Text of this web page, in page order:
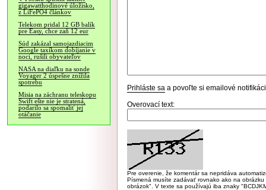
gigawatthodinové úložisko,
z LiFePO4 článkov
Telekom pridal 12 GB balík
pre Easy, chce zaň 12 eur
Súd zakázal samojazdiacim
Google taxíkom dobíjanie v
noci, rušili obyvateľov
NASA na diaľku na sonde
Voyager 2 úspešne znížila
spotrebu
Misia na záchranu teleskopu
Swift ešte nie je stratená,
podarilo sa spomaliť jej
otáčanie
Prihláste sa a povoľte si emailové
Overovací text:
Pre overenie, že komentár sa nepridáva
Písmená musíte zadávať rovnako ako na
obrázok". V texte sa používajú iba znaky